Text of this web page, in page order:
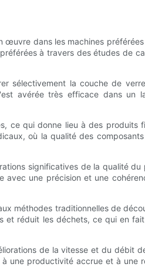
œuvre dans les machines
à travers des études de
sélectivement la couche de
avérée très efficace dans un
ce qui donne lieu à des produits
où la qualité des
significatives de la qualité
une précision et une
méthodes traditionnelles de
et réduit les déchets, ce qui en
de la vitesse et du débit
une productivité accrue et à une